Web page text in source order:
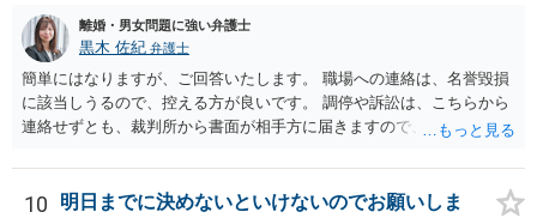
離婚・男女問題に強い弁護士
黒木 佐紀 弁護士
簡単にはなりますが、ご回答いたします。 職場への連絡は、名誉毀損
に該当しうるので、控える方が良いです。 調停や訴訟は、こちらから
連絡せずとも、裁判所から書面が相手方に届きますので、連絡不要で
いのであれば、調停や訴訟をするしかないかと思います。
10
明日までに決めないといけないのでお願いしま